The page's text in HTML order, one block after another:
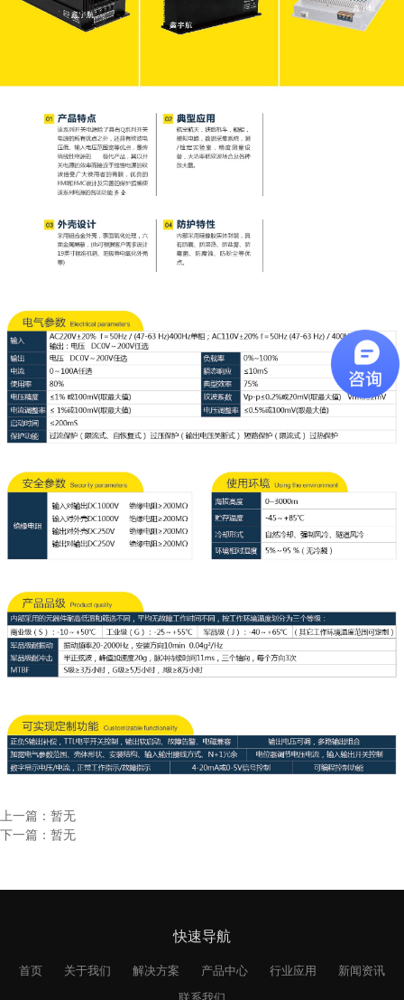
上一篇：暂无
下一篇：暂无
快速导航
首页 关于我们 解决方案 产品中心 行业应用
新闻资讯